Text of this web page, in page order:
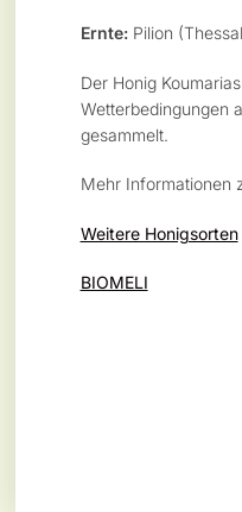
Ernte:Pilion
Der Honig
Wetterbedingungen
gesammelt.
Mehr Informationen
Weitere Honigsorten
BIOMELI